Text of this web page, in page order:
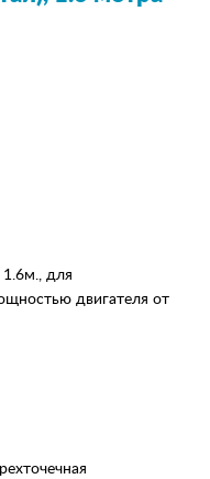
1.6м., для
двигателя от